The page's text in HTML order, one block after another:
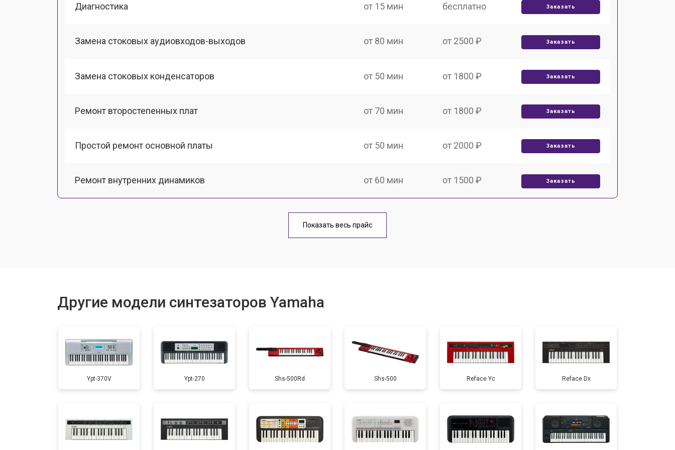
Диагностика от 15 мин бесплатно Заказать
Замена стоковых аудиовходов-выходов от 80 мин от 2500 ₽ Заказать
Замена стоковых конденсаторов от 50 мин от 1800 ₽ Заказать
Ремонт второстепенных плат от 70 мин от 1800 ₽ Заказать
Простой ремонт основной платы от 50 мин от 2000 ₽ Заказать
Ремонт внутренних динамиков от 60 мин от 1500 ₽ Заказать
от 40 мин
Чистка клавиатуры от 40 мин от 800 ₽ Заказать
Ремонт клавиш от 60 мин от 1500 ₽ Заказать
Замена клавиш и уплотнителей от 40 мин от 1000 ₽ Заказать
Показать весь прайс
Другие модели синтезаторов Yamaha
Ypt-370V Ypt-270 Shs-500Rd Shs-500 Reface Yc Reface Dx